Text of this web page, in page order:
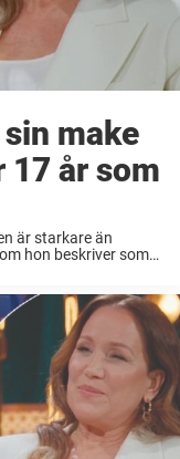
make
17 år som
är starkare än
hon beskriver som